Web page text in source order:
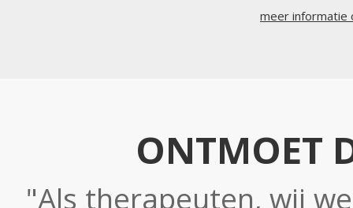
meer informatie
ONTMOET
"Als therapeuten, wij